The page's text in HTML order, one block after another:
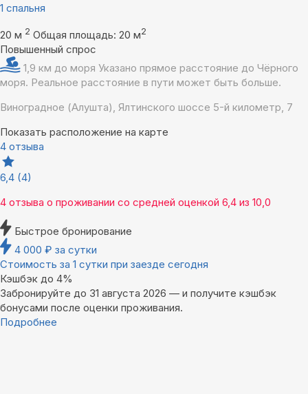
1 спальня
20 м 2 Общая площадь: 20 м2
Повышенный спрос
1,9 км до моря Указано прямое расстояние до Чёрного
моря. Реальное расстояние в пути может быть больше.
Виноградное (Алушта), Ялтинского шоссе 5-й километр, 7
Показать расположение на карте
4 отзыва
6,4 (4)
4 отзыва о проживании со средней оценкой 6,4 из 10,0
Быстрое бронирование
4 000 ₽ за сутки
Стоимость за 1 сутки при заезде сегодня
Кэшбэк до 4%
Забронируйте до 31 августа 2026 — и получите кэшбэк
бонусами после оценки проживания.
Подробнее